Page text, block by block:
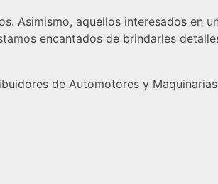
Asimismo, aquellos interesados en
encantados de brindarles
de Automotores y